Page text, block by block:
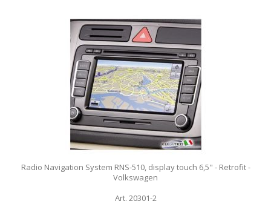
Radio Navigation System RNS-510, display touch 6,5" - Retrofit -
Volkswagen
Art. 20301-2